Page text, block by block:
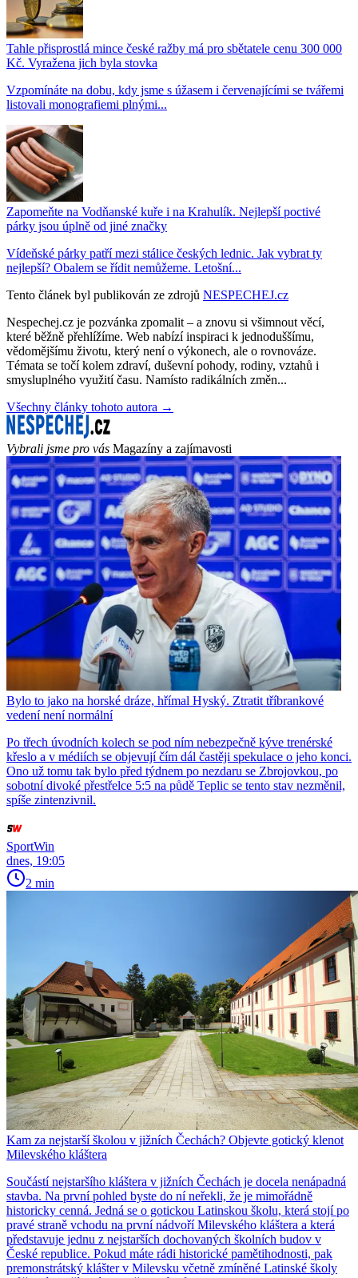
Tahle přisprostlá mince české ražby má pro sbětatele cenu 300 000
Kč. Vyražena jich byla stovka
Vzpomínáte na dobu, kdy jsme s úžasem i červenajícími se tvářemi
listovali monografiemi plnými...
Zapomeňte na Vodňanské kuře i na Krahulík. Nejlepší poctivé
párky jsou úplně od jiné značky
Vídeňské párky patří mezi stálice českých lednic. Jak vybrat ty
nejlepší? Obalem se řídit nemůžeme. Letošní...
Tento článek byl publikován ze zdrojů NESPECHEJ.cz
Nespechej.cz je pozvánka zpomalit – a znovu si všimnout věcí,
které běžně přehlížíme. Web nabízí inspiraci k jednoduššímu,
vědomějšímu životu, který není o výkonech, ale o rovnováze.
Témata se točí kolem zdraví, duševní pohody, rodiny, vztahů i
smysluplného využití času. Namísto radikálních změn...
Všechny články tohoto autora →
Vybrali jsme pro vás Magazíny a zajímavosti
Bylo to jako na horské dráze, hřímal Hyský. Ztratit tříbrankové
vedení není normální
Po třech úvodních kolech se pod ním nebezpečně kýve trenérské
křeslo a v médiích se objevují čím dál častěji spekulace o jeho konci.
Ono už tomu tak bylo před týdnem po nezdaru se Zbrojovkou, po
sobotní divoké přestřelce 5:5 na půdě Teplic se tento stav nezměnil,
spíše zintenzivnil.
SportWin
dnes, 19:05
2 min
Kam za nejstarší školou v jižních Čechách? Objevte gotický klenot
Milevského kláštera
Součástí nejstaršího kláštera v jižních Čechách je docela nenápadná
stavba. Na první pohled byste do ní neřekli, že je mimořádně
historicky cenná. Jedná se o gotickou Latinskou školu, která stojí po
pravé straně vchodu na první nádvoří Milevského kláštera a která
představuje jednu z nejstarších dochovaných školních budov v
České republice. Pokud máte rádi historické pamětihodnosti, pak
premonstrátský klášter v Milevsku včetně zmíněné Latinské školy